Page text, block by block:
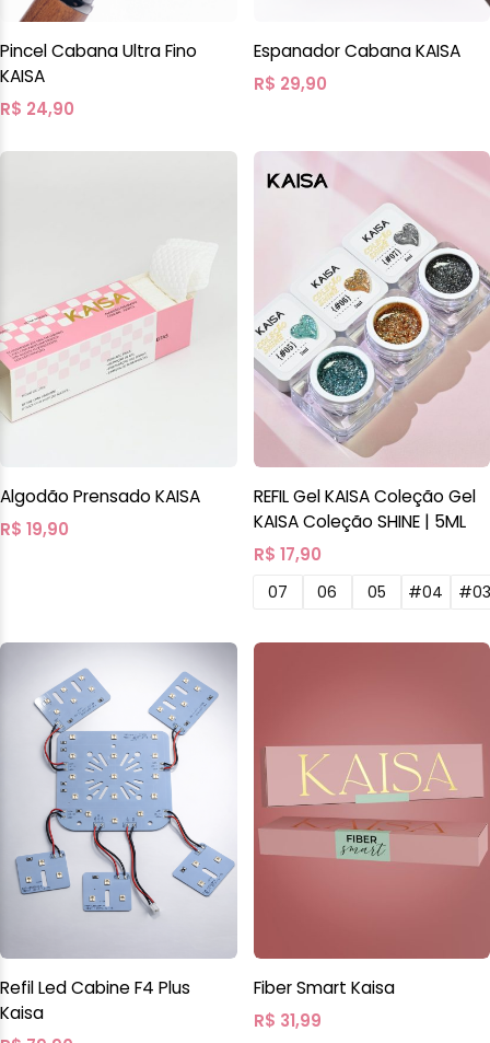
Pincel Cabana Ultra Fino
KAISA
R$ 24,90
Espanador Cabana KAISA
R$ 29,90
Algodão Prensado KAISA
R$ 19,90
REFIL Gel KAISA Coleção Gel
KAISA Coleção SHINE | 5ML
R$ 17,90
07 06 05 #04 #03
Refil Led Cabine F4 Plus
Kaisa
Fiber Smart Kaisa
R$ 31,99